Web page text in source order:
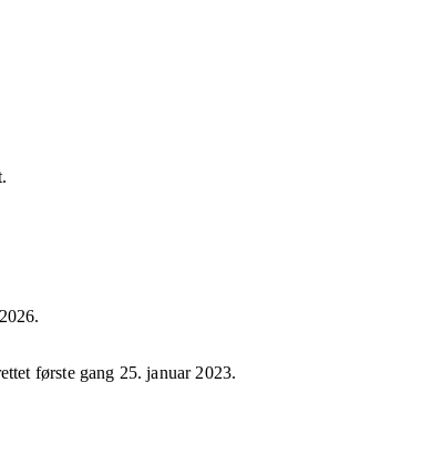
.
første gang 25. januar 2023.